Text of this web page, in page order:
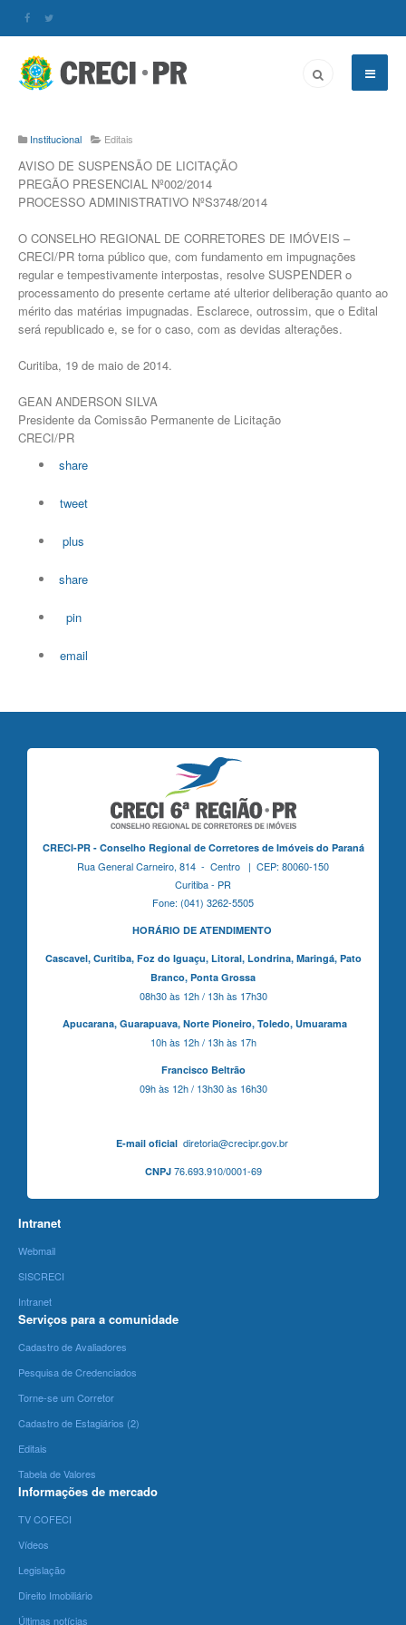
Institucional Editais
AVISO DE SUSPENSÃO DE LICITAÇÃO
PREGÃO PRESENCIAL Nº002/2014
PROCESSO ADMINISTRATIVO NºS3748/2014
O CONSELHO REGIONAL DE CORRETORES DE IMÓVEIS –
CRECI/PR torna público que, com fundamento em impugnações
regular e tempestivamente interpostas, resolve SUSPENDER o
processamento do presente certame até ulterior deliberação quanto ao
mérito das matérias impugnadas. Esclarece, outrossim, que o Edital
será republicado e, se for o caso, com as devidas alterações.
Curitiba, 19 de maio de 2014.
GEAN ANDERSON SILVA
Presidente da Comissão Permanente de Licitação
CRECI/PR
share
tweet
plus
share
pin
email
CRECI-PR - Conselho Regional de Corretores de Imóveis do Paraná
Rua General Carneiro, 814 - Centro | CEP: 80060-150
Curitiba - PR
Fone: (041) 3262-5505
HORÁRIO DE ATENDIMENTO
Cascavel, Curitiba,Foz do Iguaçu, Litoral, Londrina, Maringá, Pato
Branco, Ponta Grossa
08h30 às 12h / 13h às 17h30
Apucarana, Guarapuava, Norte Pioneiro, Toledo, Umuarama
10h às 12h / 13h às 17h
Francisco Beltrão
09h às 12h / 13h30 às 16h30
E-mail oficialdiretoria@crecipr.gov.br
CNPJ76.693.910/0001-69
Intranet
Webmail
SISCRECI
Intranet
Serviços para a comunidade
Cadastro de Avaliadores
Pesquisa de Credenciados
Torne-se um Corretor
Cadastro de Estagiários (2)
Editais
Tabela de Valores
Informações de mercado
TV COFECI
Vídeos
Legislação
Direito Imobiliário
Últimas notícias